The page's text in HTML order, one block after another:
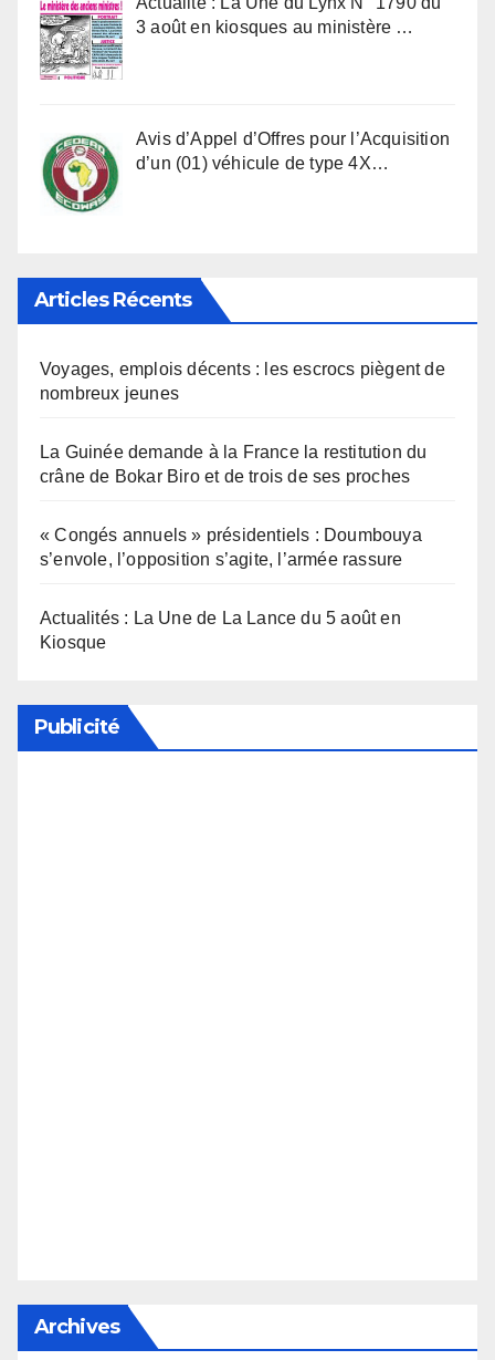
3 août en kiosques au ministère …
Avis d’Appel d’Offres pour l’Acquisition
d’un (01) véhicule de type 4X…
Articles Récents
Voyages, emplois décents : les escrocs piègent de
nombreux jeunes
La Guinée demande à la France la restitution du
crâne de Bokar Biro et de trois de ses proches
« Congés annuels » présidentiels : Doumbouya
s’envole, l’opposition s’agite, l’armée rassure
Actualités : La Une de La Lance du 5 août en
Kiosque
Publicité
Archives